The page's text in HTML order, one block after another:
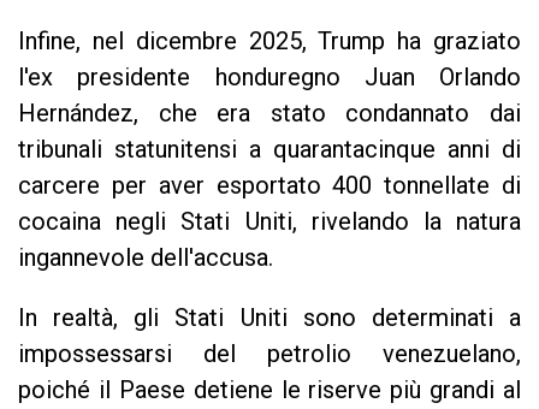
Infine, nel dicembre 2025, Trump ha graziato
l'ex presidente honduregno Juan Orlando
Hernández, che era stato condannato dai
tribunali statunitensi a quarantacinque anni di
carcere per aver esportato 400 tonnellate di
cocaina negli Stati Uniti, rivelando la natura
ingannevole dell'accusa.
In realtà, gli Stati Uniti sono determinati a
impossessarsi del petrolio venezuelano,
poiché il Paese detiene le riserve più grandi al